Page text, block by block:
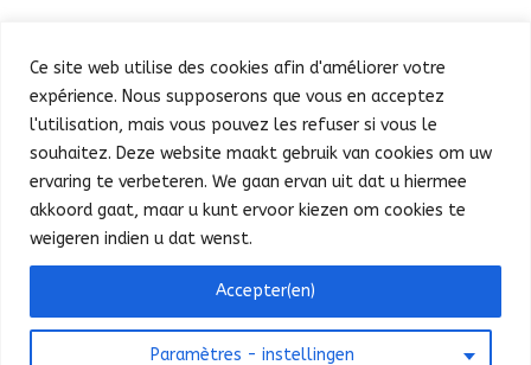
Ce site web utilise des cookies afin d'améliorer votre
expérience. Nous supposerons que vous en acceptez
l'utilisation, mais vous pouvez les refuser si vous le
souhaitez. Deze website maakt gebruik van cookies om uw
ervaring te verbeteren. We gaan ervan uit dat u hiermee
akkoord gaat, maar u kunt ervoor kiezen om cookies te
weigeren indien u dat wenst.
Paramètres - instellingen
Accepter(en)
Défilé
Fête au Parc
Concert et feu d’artifice
Presse
©SPF Intérieur - FOD Binnenlandse Zaken
Bonjour ! Puis-je vous aider ?